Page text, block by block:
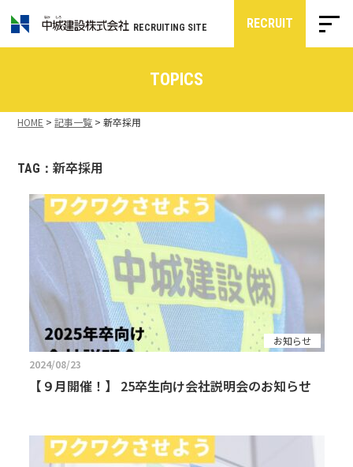
RECRUITING SITE RECRUIT
TOPICS
HOME >記事一覧 >新卒採用
TAG：新卒採用
お知らせ
2024/08/23
【９月開催！】 25卒生向け会社説明会のお知らせ